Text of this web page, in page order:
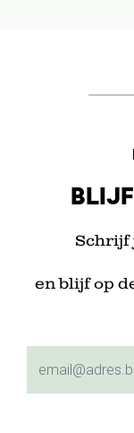
Blijf
Schrijf
en blijf op